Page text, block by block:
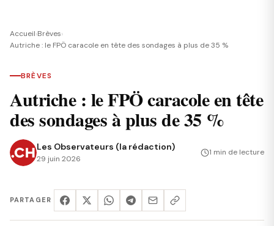
Accueil›Brèves›
Autriche : le FPÖ caracole en tête des sondages à plus de 35 %
BRÈVES
Autriche : le FPÖ caracole en tête
des sondages à plus de 35 %
Les Observateurs (la rédaction)
29 juin 2026
1 min de lecture
PARTAGER